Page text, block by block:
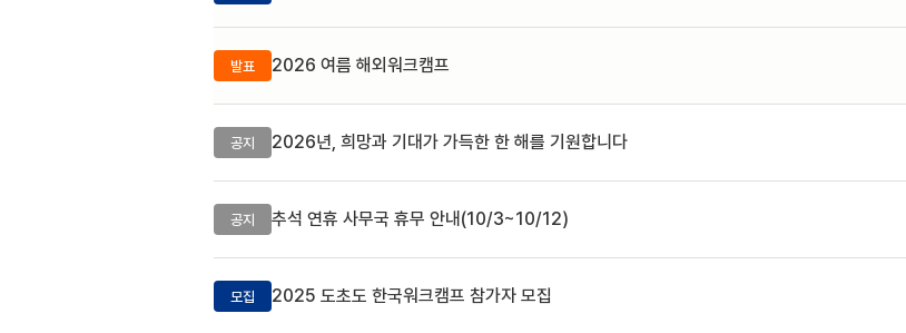
발표 2026 여름 해외워크캠프
공지 2026년, 희망과 기대가 가득한 한 해를 기원합니다
공지 추석 연휴 사무국 휴무 안내(10/3~10/12)
모집 2025 도초도 한국워크캠프 참가자 모집